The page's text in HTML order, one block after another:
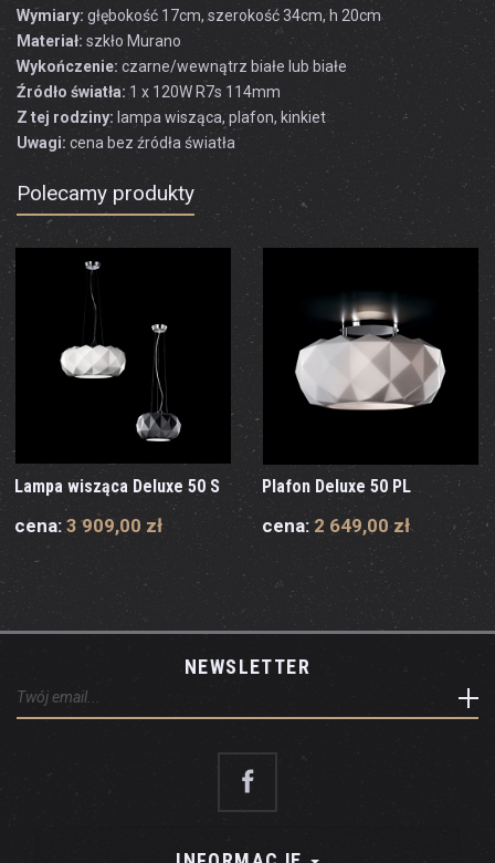
Wymiary: głębokość 17cm, szerokość 34cm, h 20cm
Materiał: szkło Murano
Wykończenie: czarne/wewnątrz białe lub białe
Źródło światła: 1 x 120W R7s 114mm
Z tej rodziny: lampa wisząca, plafon, kinkiet
Uwagi: cena bez źródła światła
Polecamy produkty
Lampa wisząca Deluxe 50 S
cena: 3 909,00 zł
Plafon Deluxe 50 PL
cena: 2 649,00 zł
NEWSLETTER